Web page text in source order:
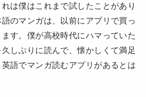
は僕はこれまで試したことがあり
のマンガは、以前にアプリで買っ
す。僕が高校時代にハマっていた
久しぶりに読んで、懐かしくて満足
語でマンガ読むアプリがあるとは